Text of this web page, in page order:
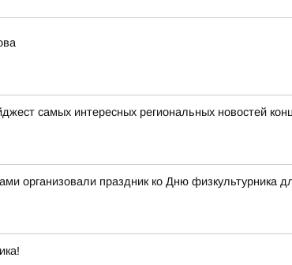
самых интересных региональных новостей
организовали праздник ко Дню физкультурника